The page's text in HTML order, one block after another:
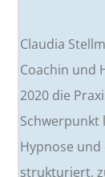
Claudia
Coachin und
2020 die
Schwerpunkt
Hypnose
strukturiert,